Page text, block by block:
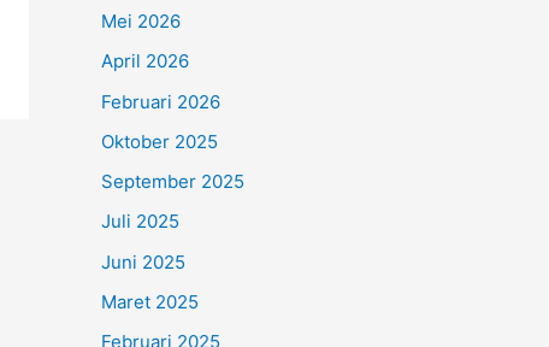
Mei 2026
April 2026
Februari 2026
Oktober 2025
September 2025
Juli 2025
Juni 2025
Maret 2025
Februari 2025